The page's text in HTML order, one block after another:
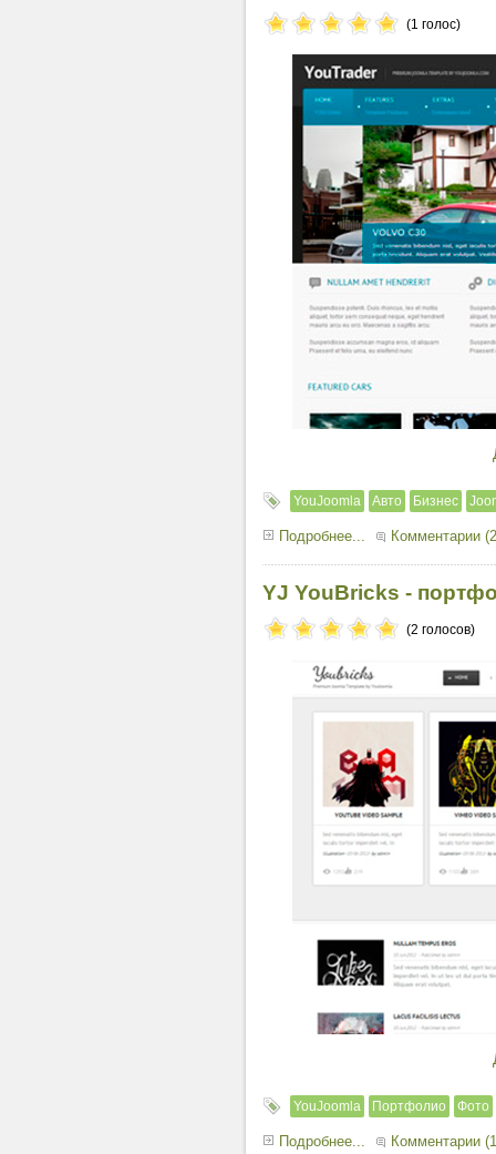
(1 голос)
YouJoomla Авто Бизнес
Подробнее... Комментарии
YJ YouBricks -
(2 голосов)
YouJoomla Портфолио Фото
Подробнее... Комментарии